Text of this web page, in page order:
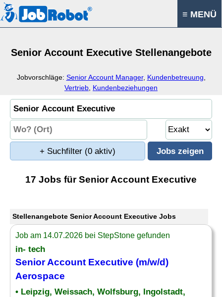
≡ MENÜ
Senior Account Executive Stellenangebote
Jobvorschläge: Senior Account Manager, Kundenbetreuung
Vertrieb Kundenbeziehungen
+ Suchfilter (0 aktiv)
17 Jobs für Senior Account Executive
Stellenangebote Senior Account Executive Jobs
Job am 14.07.2026 bei StepStone gefunden
in- tech
Senior Account Executive (m/w/d)
Aerospace
• Leipzig, Weissach, Wolfsburg, Ingolstadt,